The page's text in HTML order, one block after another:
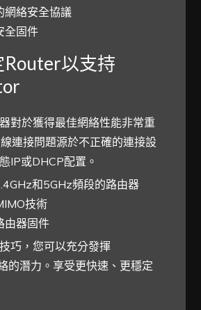
網絡安全協議
全固件
Router以支持
對於獲得最佳網絡性能非常重
連接問題源於不正確的連接設
IP或DHCP配置。
和5GHz頻段的路由器
技術
由器固件
巧，您可以充分發揮
的潛力。享受更快速、更穩定